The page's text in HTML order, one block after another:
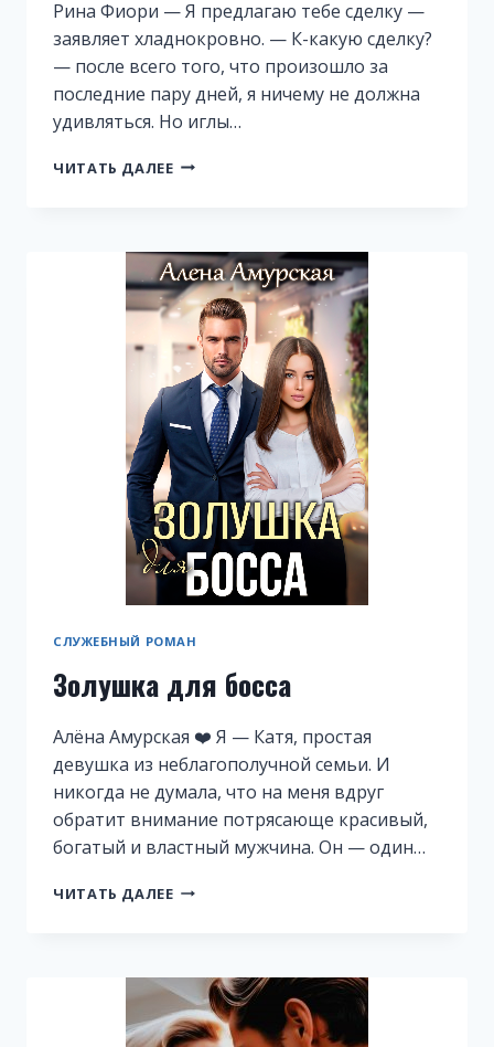
Рина Фиори — Я предлагаю тебе сделку —
заявляет хладнокровно. — К-какую сделку?
— после всего того, что произошло за
последние пару дней, я ничему не должна
удивляться. Но иглы…
ЧИТАТЬ ДАЛЕЕ ФИКТИВНАЯ
СЛУЖЕБНЫЙ РОМАН
Золушка для босса
Алёна Амурская ❤️ Я — Катя, простая
девушка из неблагополучной семьи. И
никогда не думала, что на меня вдруг
обратит внимание потрясающе красивый,
богатый и властный мужчина. Он — один…
ЧИТАТЬ ДАЛЕЕ ЗОЛУШКА